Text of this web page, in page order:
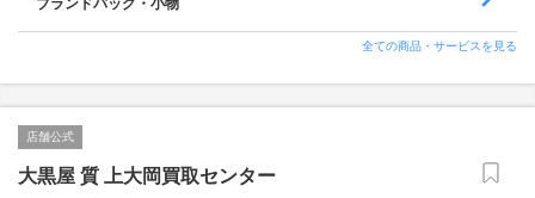
ブランドバッグ・小物
全ての商品・サービスを見る
店舗公式
大黒屋 質 上大岡買取センター